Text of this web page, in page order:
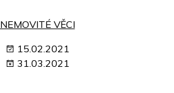
NEMOVITÉ VĚCI
15.02.2021
31.03.2021